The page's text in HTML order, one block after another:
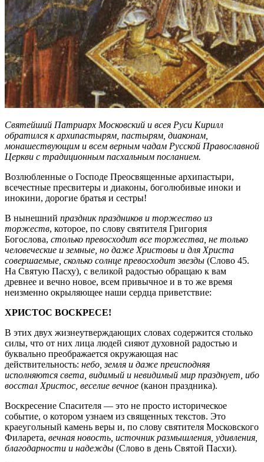
Святейший Патриарх Московский и всея Руси Кирилл
обратился к архипастырям, пастырям, диаконам,
монашествующим и всем верным чадам Русской Православной
Церкви с традиционным пасхальным посланием.
Возлюбленные о Господе Преосвященные архипастыри,
всечестные пресвитеры и диаконы, боголюбивые иноки и
инокини, дорогие братья и сестры!
В нынешний праздник праздников и торжество из
торжеств, которое, по слову святителя Григория
Богослова, столько превосходит все торжества, не только
человеческие и земные, но даже Христовы и для Христа
совершаемые, сколько солнце превосходит звезды (Слово 45.
На Святую Пасху), с великой радостью обращаю к вам
древнее и вечно новое, всем привычное и в то же время
неизменно окрыляющее наши сердца приветствие:
ХРИСТОС ВОСКРЕСЕ!
В этих двух жизнеутверждающих словах содержится столько
силы, что от них лица людей сияют духовной радостью и
буквально преображается окружающая нас
действительность: небо, земля и даже преисподняя
исполняются света, видимый и невидимый мир празднует, ибо
восстал Христос, веселие вечное (канон праздника).
Воскресение Спасителя — это не просто историческое
событие, о котором узнаем из священных текстов. Это
краеугольный камень веры и, по слову святителя Московского
Филарета, вечная новость, источник размышления, удивления,
благодарности и надежды (Слово в день Святой Пасхи).